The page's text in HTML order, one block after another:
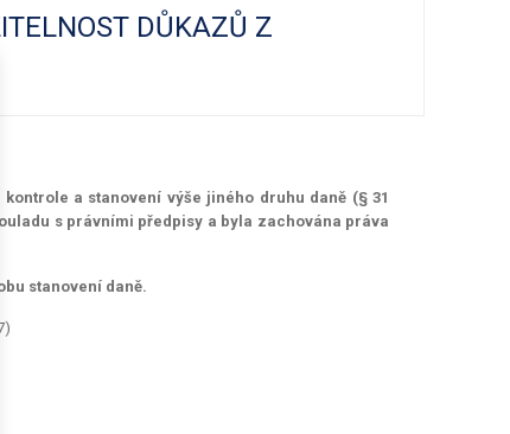
DŮKAZŮ Z
a stanovení výše jiného druhu daně (§ 31
s právními předpisy a byla zachována práva
stanovení daně.